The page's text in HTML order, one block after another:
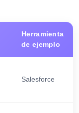
Herramienta
de ejemplo
Salesforce